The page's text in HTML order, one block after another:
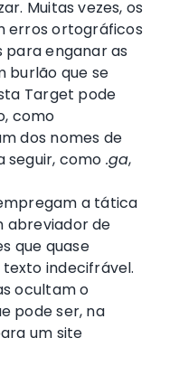
Muitas vezes, os
erros ortográficos
para enganar as
burlão que se
Target pode
como
dos nomes de
seguir, como .ga,
a tática
abreviador de
que quase
indecifrável.
ocultam o
pode ser, na
um site